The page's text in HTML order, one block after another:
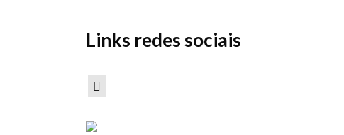
Links redes sociais